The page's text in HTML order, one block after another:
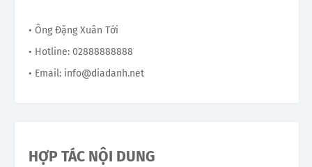
• Ông Đặng Xuân Tới
• Hotline: 02888888888
• Email: info@diadanh.net
HỢP TÁC NỘI DUNG